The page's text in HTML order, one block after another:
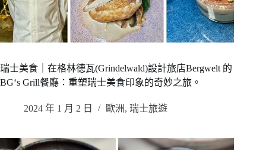
瑞士美食｜在格林德瓦(Grindelwald)設計旅店Bergwelt 的
BG‘s Grill餐廳：重塑瑞士美食印象的奇妙之旅。
2024 年 1 月 2 日 歐洲, 瑞士旅遊